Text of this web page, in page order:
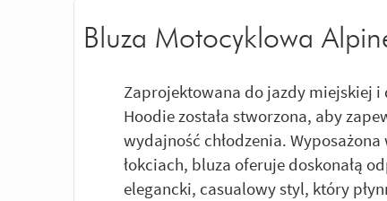
Bluza Motocyklowa
Zaprojektowana do jazdy miejskiej
Hoodie została stworzona, aby
wydajność chłodzenia.
łokciach, bluza oferuje doskonałą
elegancki, casualowy styl, który